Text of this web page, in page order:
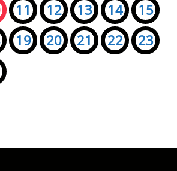
11 12 13 14
15
19 20 21 22
23